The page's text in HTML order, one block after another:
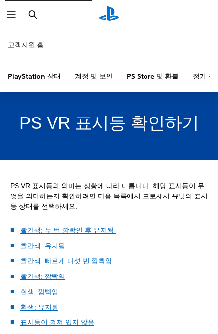
검
색
고객지원 홈
PlayStation 상태 계정 및 보안 PS Store 및 환불 정기 구
PS VR 표시등 확인하기
PS VR 표시등의 의미는 상황에 따라 다릅니다. 해당 표시등이 무
엇을 의미하는지 확인하려면 다음 목록에서 프로세서 유닛의 표시
등 상태를 선택하세요.
빨간색: 두 번 깜빡인 후 유지됨
빨간색: 유지됨
빨간색: 빠르게 다섯 번 깜빡임
빨간색: 깜빡임
흰색: 깜빡임
흰색: 유지됨
표시등이 켜져 있지 않음